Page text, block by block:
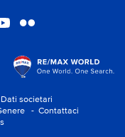
societari
- Contattaci